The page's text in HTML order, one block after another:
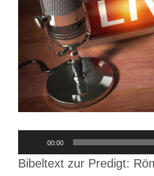
Audio-
Player
00:00
Bibeltext zur Predigt: